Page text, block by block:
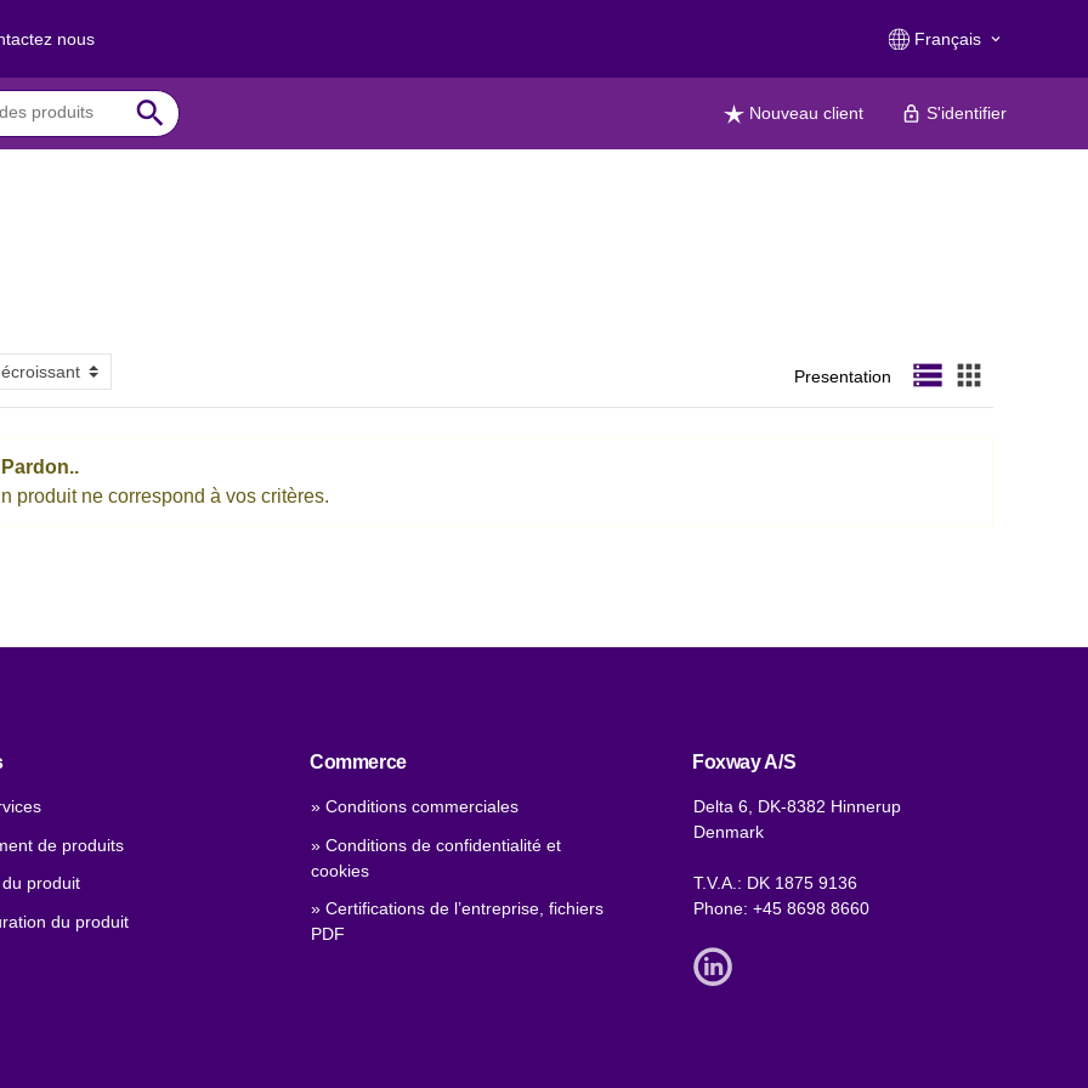
nous Français keyboard_arrow_down
search Nouveau client S'identifier
Presentation storage apps
Pardon..
produit ne correspond à vos critères.
de produits
produit
du produit
Commerce
» Conditions commerciales
» Conditions de confidentialité et
cookies
» Certifications de l’entreprise, fichiers
PDF
Foxway A/S
Delta 6, DK-8382 Hinnerup
Denmark
T.V.A.: DK 1875 9136
Phone: +45 8698 8660